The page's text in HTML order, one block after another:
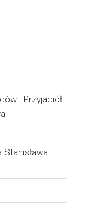
i Przyjaciół